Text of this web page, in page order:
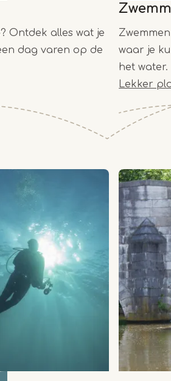
Ontdek alles wat je
dag varen op de
waar je
het water.
Lekker